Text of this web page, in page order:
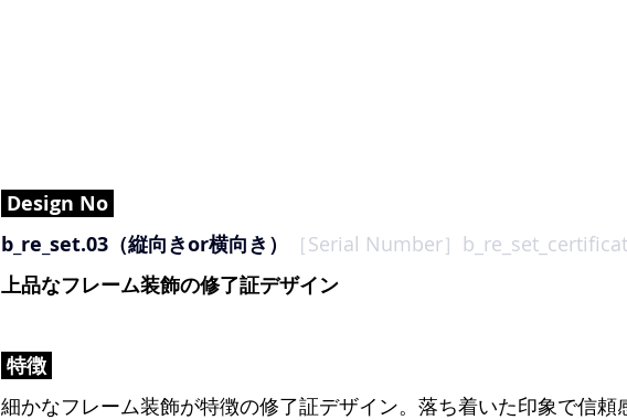
Design No
b_re_set.03（縦向きor横向き）
［Serial Number］
上品なフレーム装飾の修了証デザイン
特徴
細かなフレーム装飾が特徴の修了証デザイン。落ち着いた印象で信頼